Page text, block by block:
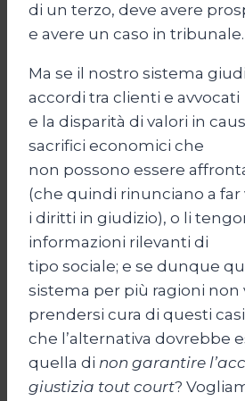
di un terzo, deve avere
e avere un caso in tribunale.
Ma se il nostro sistema
accordi tra clienti e avvocati
e la disparità di valori in
sacrifici economici che
non possono essere
(che quindi rinunciano a far
i diritti in giudizio), o li
informazioni rilevanti di
tipo sociale; e se dunque
sistema per più ragioni non
prendersi cura di questi
che l’alternativa dovrebbe
quella di non garantire
giustizia tout court?